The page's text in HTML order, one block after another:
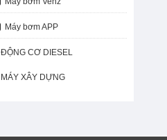
Máy bơm APP
ĐỘNG CƠ DIESEL
MÁY XÂY DỰNG